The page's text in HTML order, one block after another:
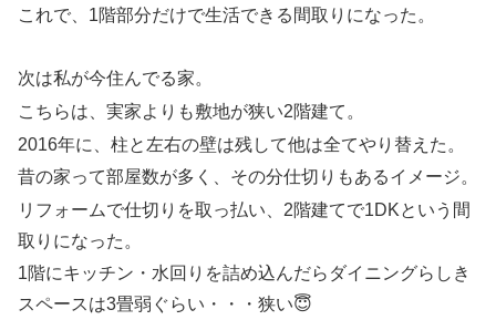
これで、1階部分だけで生活できる間取りになった。
次は私が今住んでる家。
こちらは、実家よりも敷地が狭い2階建て。
2016年に、柱と左右の壁は残して他は全てやり替えた。
昔の家って部屋数が多く、その分仕切りもあるイメージ。
リフォームで仕切りを取っ払い、2階建てで1DKという間
取りになった。
1階にキッチン・水回りを詰め込んだらダイニングらしき
スペースは3畳弱ぐらい・・・狭い😇